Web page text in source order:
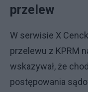
przelew
W serwisie X
przelewu z KPRM
wskazywał, że
postępowania